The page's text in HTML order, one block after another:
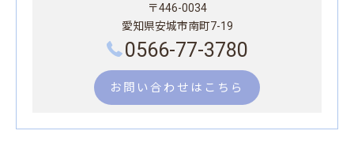
〒446-0034
愛知県安城市南町7-19
0566-77-3780
お問い合わせはこちら